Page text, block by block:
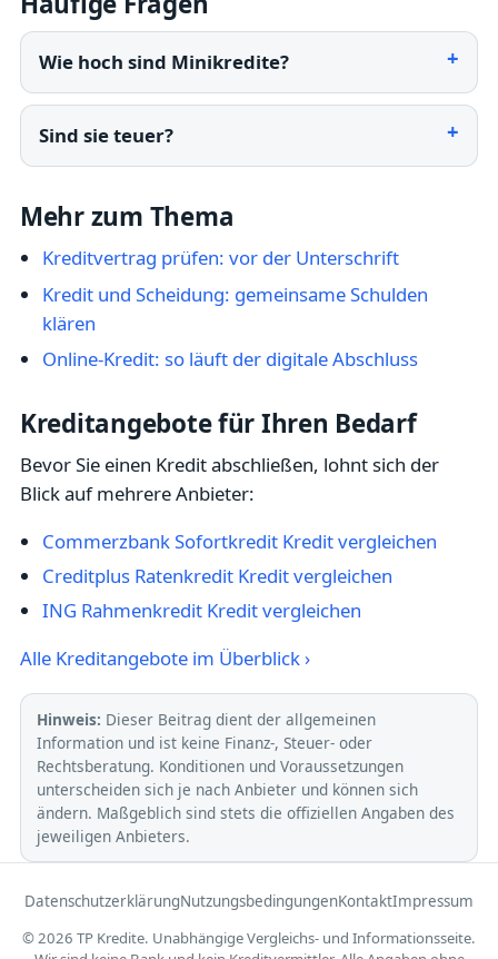
Wie hoch sind Minikredite?
Sind sie teuer?
Mehr zum Thema
Kreditvertrag prüfen: vor der Unterschrift
Kredit und Scheidung: gemeinsame Schulden
klären
Online-Kredit: so läuft der digitale Abschluss
Kreditangebote für Ihren Bedarf
Bevor Sie einen Kredit abschließen, lohnt sich der
Blick auf mehrere Anbieter:
Commerzbank Sofortkredit Kredit vergleichen
Creditplus Ratenkredit Kredit vergleichen
ING Rahmenkredit Kredit vergleichen
Alle Kreditangebote im Überblick ›
Hinweis: Dieser Beitrag dient der allgemeinen
Information und ist keine Finanz-, Steuer- oder
Rechtsberatung. Konditionen und Voraussetzungen
unterscheiden sich je nach Anbieter und können sich
ändern. Maßgeblich sind stets die offiziellen Angaben des
jeweiligen Anbieters.
DatenschutzerklärungNutzungsbedingungenKontaktImpressum
© 2026 TP Kredite. Unabhängige Vergleichs- und Informationsseite.